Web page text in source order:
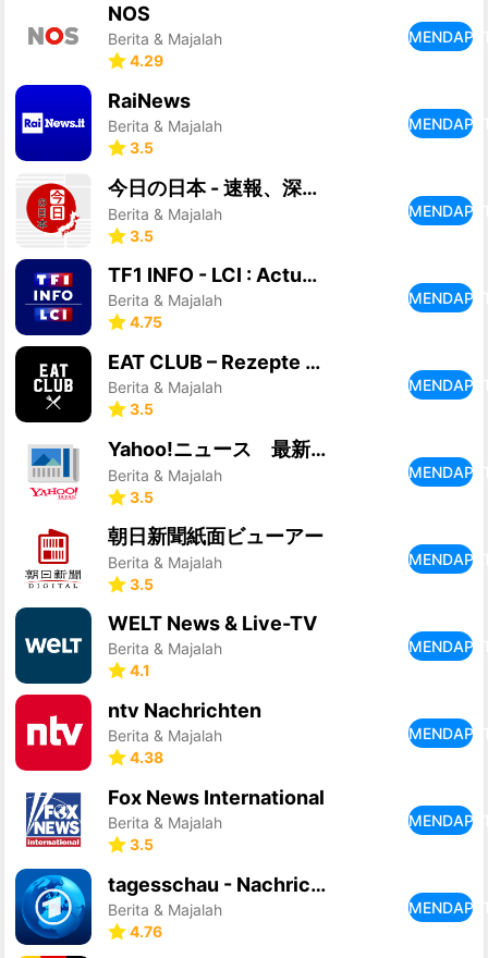
NOS
Berita & Majalah
4.29
RaiNews
Berita & Majalah
3.5
今日の日本 - 速報、深読み、全ての日本ニュース
Berita & Majalah
3.5
TF1 INFO - LCI : Actualités
Berita & Majalah
4.75
EAT CLUB – Rezepte & Kochen
Berita & Majalah
3.5
Yahoo!ニュース 最新情報を速報 防災・天気・コメントも
Berita & Majalah
3.5
朝日新聞紙面ビューアー
Berita & Majalah
3.5
WELT News & Live-TV
Berita & Majalah
4.1
ntv Nachrichten
Berita & Majalah
4.38
Fox News International
Berita & Majalah
3.5
tagesschau - Nachrichten
Berita & Majalah
4.76